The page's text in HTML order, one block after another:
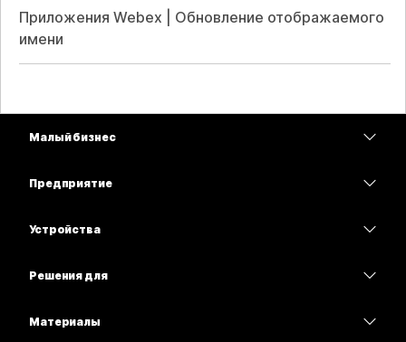
Приложения Webex | Обновление отображаемого
имени
Малый бизнес
Предприятие
Устройства
Решения для
Материалы